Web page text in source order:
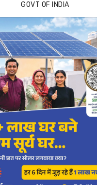
GOVT OF INDIA